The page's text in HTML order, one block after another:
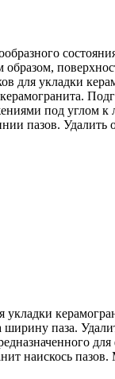
для укладки
под углом
пазов. Удалить
паза.
для
наискось